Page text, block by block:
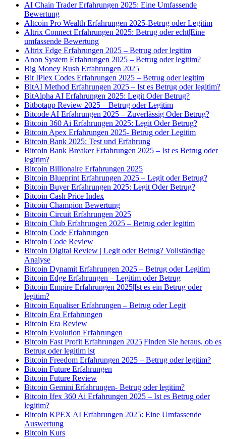
AI Chain Trader Erfahrungen 2025: Eine Umfassende
Bewertung
Altcoin Pro Wealth Erfahrungen 2025-Betrug oder Legitim
Altrix Connect Erfahrungen 2025: Betrug oder echt|Eine
umfassende Bewertung
Altrix Edge Erfahrungen 2025 – Betrug oder legitim
Anon System Erfahrungen 2025 – Betrug oder legitim?
Big Money Rush Erfahrungen 2025
Bit IPlex Codes Erfahrungen 2025 – Betrug oder legitim
BitAI Method Erfahrungen 2025 – Ist es Betrug oder legitim?
BitAlpha AI Erfahrungen 2025: Legit Oder Betrug?
Bitbotapp Review 2025 – Betrug oder Legitim
Bitcode AI Erfahrungen 2025 – Zuverlässig Oder Betrug?
Bitcoin 360 Ai Erfahrungen 2025: Legit Oder Betrug?
Bitcoin Apex Erfahrungen 2025- Betrug oder Legitim
Bitcoin Bank 2025: Test und Erfahrung
Bitcoin Bank Breaker Erfahrungen 2025 – Ist es Betrug oder
legitim?
Bitcoin Billionaire Erfahrungen 2025
Bitcoin Blueprint Erfahrungen 2025 – Legit oder Betrug?
Bitcoin Buyer Erfahrungen 2025: Legit Oder Betrug?
Bitcoin Cash Price Index
Bitcoin Champion Bewertung
Bitcoin Circuit Erfahrungen 2025
Bitcoin Club Erfahrungen 2025 – Betrug oder legitim
Bitcoin Code Erfahrungen
Bitcoin Code Review
Bitcoin Digital Review | Legit oder Betrug? Vollständige
Analyse
Bitcoin Dynamit Erfahrungen 2025 – Betrug oder Legitim
Bitcoin Edge Erfahrungen – Legitim oder Betrug
Bitcoin Empire Erfahrungen 2025|Ist es ein Betrug oder
legitim?
Bitcoin Equaliser Erfahrungen – Betrug oder Legit
Bitcoin Era Erfahrungen
Bitcoin Era Review
Bitcoin Evolution Erfahrungen
Bitcoin Fast Profit Erfahrungen 2025|Finden Sie heraus, ob es
Betrug oder legitim ist
Bitcoin Freedom Erfahrungen 2025 – Betrug oder legitim?
Bitcoin Future Erfahrungen
Bitcoin Future Review
Bitcoin Gemini Erfahrungen- Betrug oder legitim?
Bitcoin Ifex 360 Ai Erfahrungen 2025 – Ist es Betrug oder
legitim?
Bitcoin KPEX AI Erfahrungen 2025: Eine Umfassende
Auswertung
Bitcoin Kurs